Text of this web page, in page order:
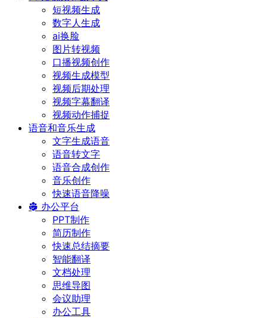
短视频生成
数字人生成
ai换脸
图片转视频
口播视频创作
视频生成模型
视频后期处理
视频字幕翻译
视频动作捕捉
语音和音乐生成
文字生成语音
语音转文字
语音合成创作
音乐创作
快速语音降噪
办公平台
PPT制作
简历制作
快速总结摘要
智能翻译
文档处理
思维导图
会议助理
办公工具